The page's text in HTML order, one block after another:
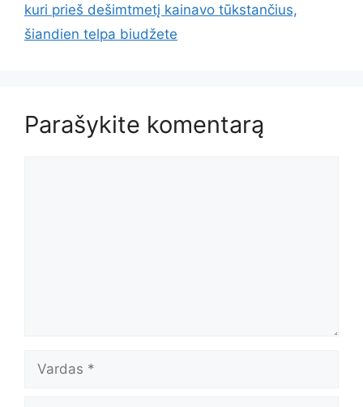
kuri prieš dešimtmetį kainavo tūkstančius,
šiandien telpa biudžete
Parašykite komentarą